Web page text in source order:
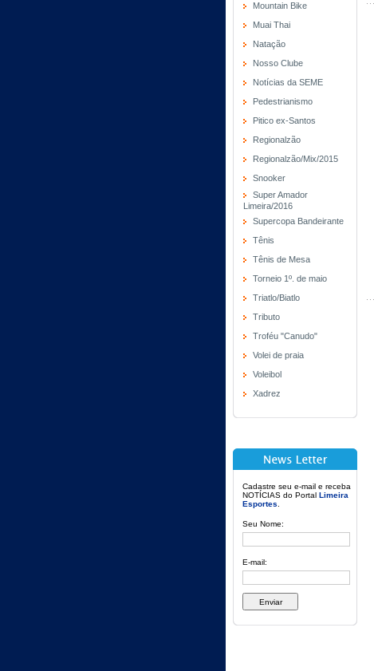
Mountain Bike
Muai Thai
Natação
Nosso Clube
Notícias da SEME
Pedestrianismo
Pitico ex-Santos
Regionalzão
Regionalzão/Mix/2015
Snooker
Super Amador
Limeira/2016
Supercopa Bandeirante
Tênis
Tênis de Mesa
Torneio 1º. de maio
Triatlo/Biatlo
Tributo
Troféu "Canudo"
Volei de praia
Voleibol
Xadrez
Cadastre seu e-mail e receba
NOTÍCIAS do Portal Limeira
Esportes
Seu Nome:
E-mail: